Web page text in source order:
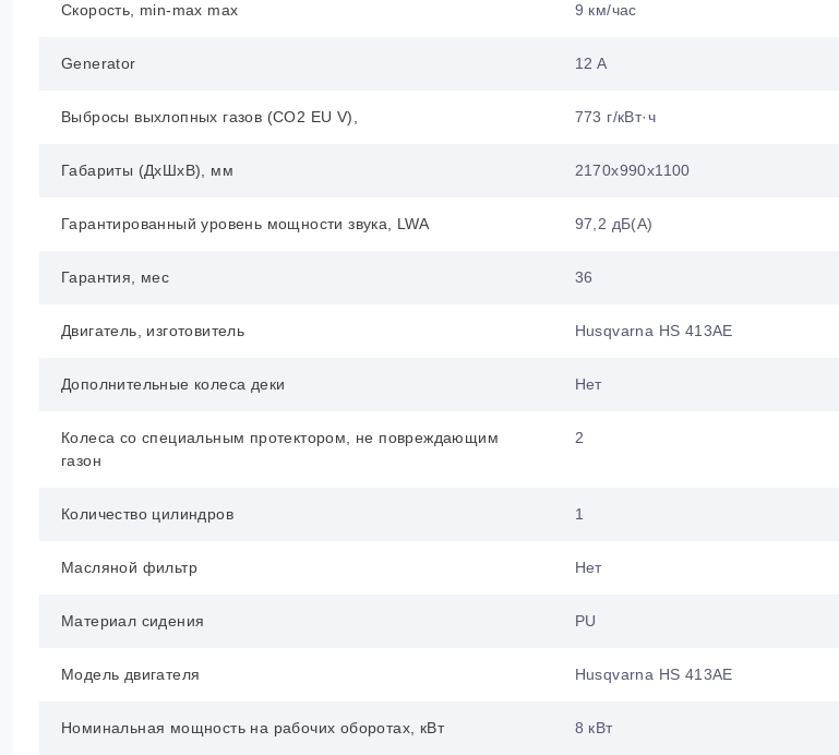
Скорость, min-max max 9 км/час
Generator 12 A
Выбросы выхлопных газов (CO2 EU V), 773 г/кВт·ч
Габариты (ДхШхВ), мм 2170x990x1100
Гарантированный уровень мощности звука, LWA 97,2 дБ(А)
Гарантия, мес 36
Двигатель, изготовитель Husqvarna HS 413AE
Дополнительные колеса деки Нет
Колеса со специальным протектором, не повреждающим
газон
2
Количество цилиндров 1
Масляной фильтр Нет
Материал сидения PU
Модель двигателя Husqvarna HS 413AE
Номинальная мощность на рабочих оборотах, кВт 8 кВт